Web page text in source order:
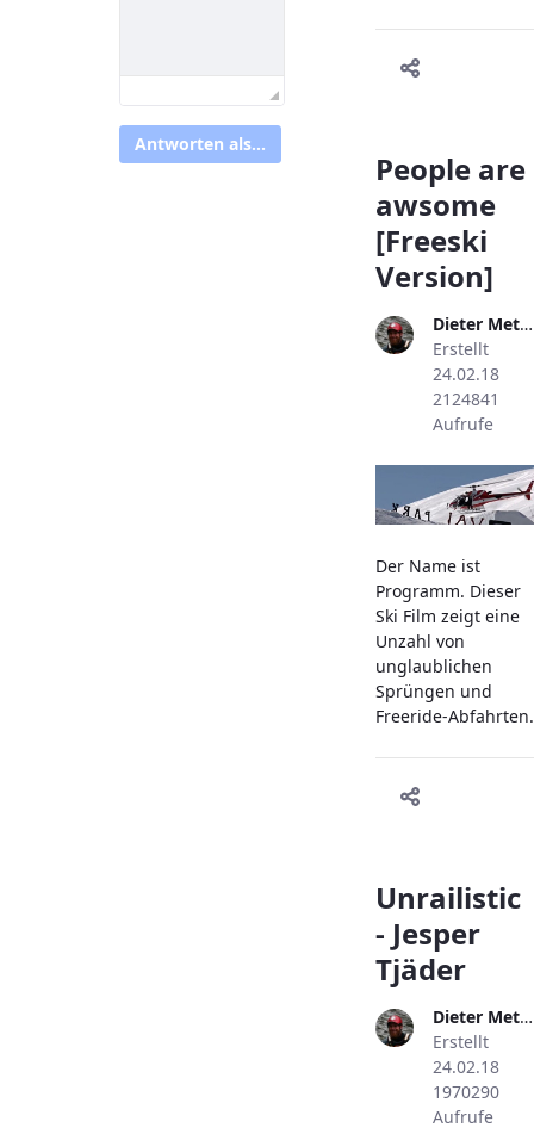
Antworten als...
People are
awsome
[Freeski
Version]
Dieter Metzler
Erstellt
24.02.18
2124841
Aufrufe
Der Name ist
Programm. Dieser
Ski Film zeigt eine
Unzahl von
unglaublichen
Sprüngen und
Freeride-Abfahrten.
Unrailistic
- Jesper
Tjäder
Dieter Metzler
Erstellt
24.02.18
1970290
Aufrufe